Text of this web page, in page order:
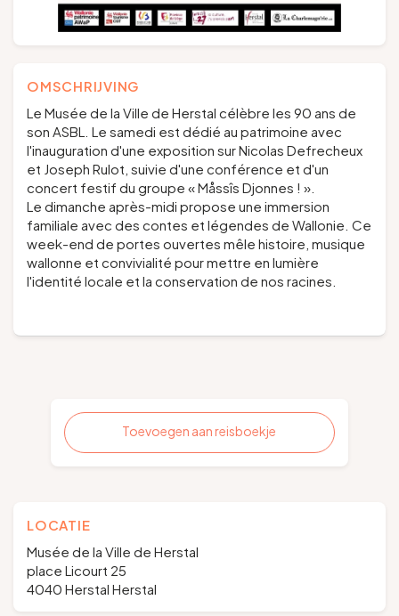
OMSCHRIJVING
Le Musée de la Ville de Herstal célèbre les 90 ans de
son ASBL. Le samedi est dédié au patrimoine avec
l'inauguration d'une exposition sur Nicolas Defrecheux
et Joseph Rulot, suivie d'une conférence et d'un
concert festif du groupe « Måssîs Djonnes ! ».
Le dimanche après-midi propose une immersion
familiale avec des contes et légendes de Wallonie. Ce
week-end de portes ouvertes mêle histoire, musique
wallonne et convivialité pour mettre en lumière
l'identité locale et la conservation de nos racines.
Toevoegen aan reisboekje
LOCATIE
Musée de la Ville de Herstal
place Licourt 25
4040 Herstal Herstal